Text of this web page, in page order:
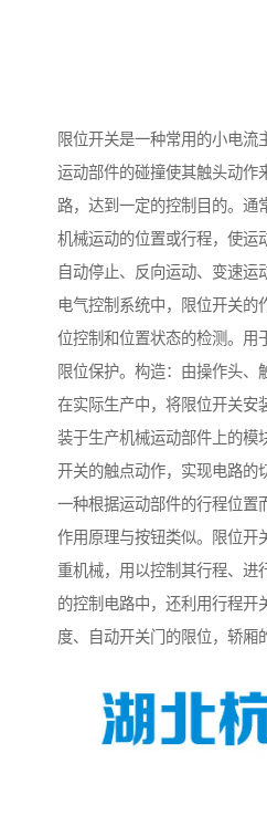
限位开关是一种常用的小电流
运动部件的碰撞使其触头动作
路，达到一定的控制目的。通
机械运动的位置或行程，使运
自动停止、反向运动、变速运
电气控制系统中，限位开关的
位控制和位置状态的检测。用
限位保护。构造：由操作头、
在实际生产中，将限位开关安
装于生产机械运动部件上的模
开关的触点动作，实现电路的
一种根据运动部件的行程位置
作用原理与按钮类似。限位开
重机械，用以控制其行程、进
的控制电路中，还利用行程开
度、自动开关门的限位，轿厢